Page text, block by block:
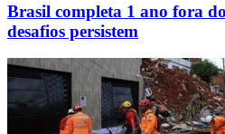
Brasil completa 1 ano fora
desafios persistem